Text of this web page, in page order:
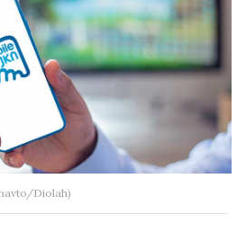
Diolah)